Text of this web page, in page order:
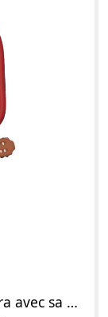
Figurine POP Miguel Miguel Rivera avec sa guitare